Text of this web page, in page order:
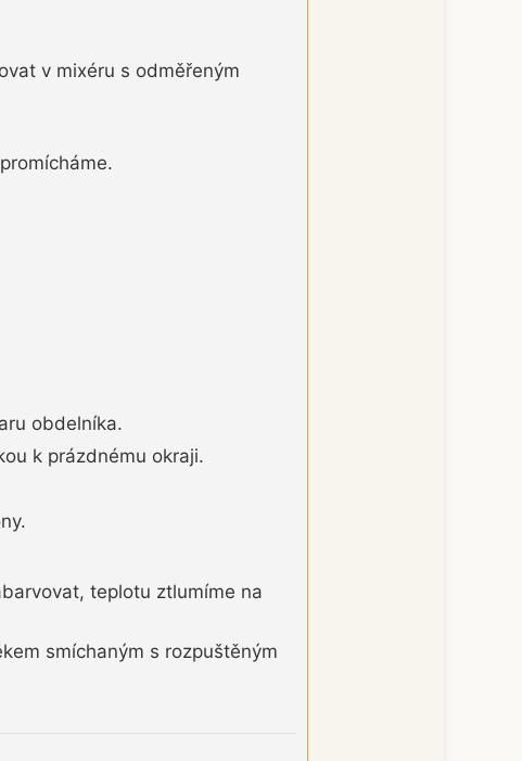
v mixéru s odměřeným
obdelníka.
k prázdnému okraji.
teplotu ztlumíme na
smíchaným s rozpuštěným